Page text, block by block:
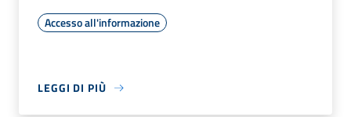
Accesso all'informazione
LEGGI DI PIÙ